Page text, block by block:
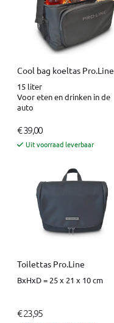
Cool bag koeltas Pro.Line
15 liter
Voor eten en drinken in de
auto
€ 39,00
Uit voorraad leverbaar
Toilettas Pro.Line
BxHxD = 25 x 21 x 10 cm
€ 23,95